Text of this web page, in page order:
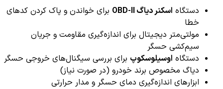
دستگاه اسکنر دیاگ OBD-II
برای خواندن و پاک کردن کدهای
خطا
مولتی‌متر دیجیتال برای اندازه‌گیری مقاومت و جریان
سیم‌کشی حسگر
دستگاه اوسیلوسکوپ برای بررسی سیگنال‌های خروجی حسگر
دیاگ مخصوص برند خودرو (در صورت نیاز)
ابزارهای اندازه‌گیری دمای حسگر و مدار حرارتی